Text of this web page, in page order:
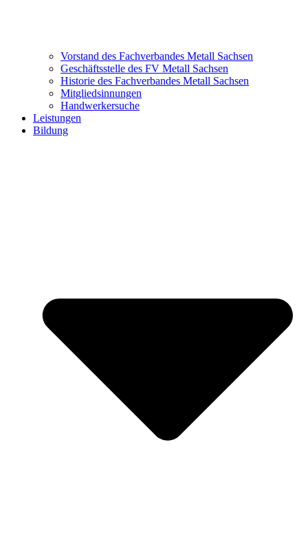
Vorstand des Fachverbandes Metall Sachsen
Geschäftsstelle des FV Metall Sachsen
Historie des Fachverbandes Metall Sachsen
Mitgliedsinnungen
Handwerkersuche
Leistungen
Bildung